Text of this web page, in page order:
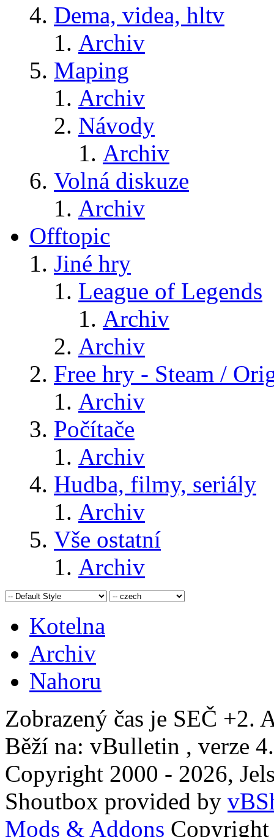
Dema, videa, hltv
Archiv
Maping
Archiv
Návody
Archiv
Volná diskuze
Archiv
Offtopic
Jiné hry
League of Legends
Archiv
Archiv
Free hry - Steam /
Archiv
Počítače
Archiv
Hudba, filmy, seriály
Archiv
Vše ostatní
Archiv
Kotelna
Archiv
Nahoru
Zobrazený čas je SEČ +2.
Běží na: vBulletin , verze
Copyright 2000 - 2026,
Shoutbox provided by
Mods & Addons